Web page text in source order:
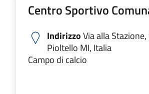
Centro Sportivo
IndirizzoVia alla
Pioltello MI, Italia
Campo di calcio